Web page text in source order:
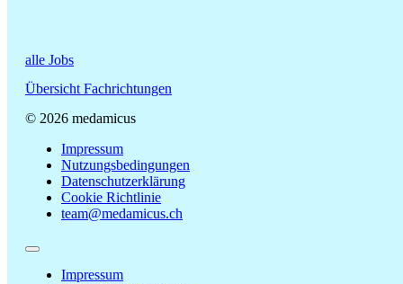
alle Jobs
Übersicht Fachrichtungen
© 2026 medamicus
Impressum
Nutzungsbedingungen
Datenschutzerklärung
Cookie Richtlinie
team@medamicus.ch
Impressum